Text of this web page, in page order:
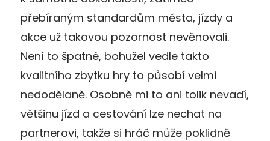
přebíraným standardům města, jízdy a
akce už takovou pozornost nevěnovali.
Není to špatné, bohužel vedle takto
kvalitního zbytku hry to působí velmi
nedodělaně. Osobně mi to ani tolik nevadí,
většinu jízd a cestování lze nechat na
partnerovi, takže si hráč může poklidně